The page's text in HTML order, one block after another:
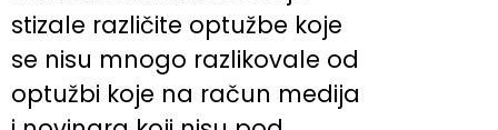
stizale različite optužbe koje
se nisu mnogo razlikovale od
optužbi koje na račun medija